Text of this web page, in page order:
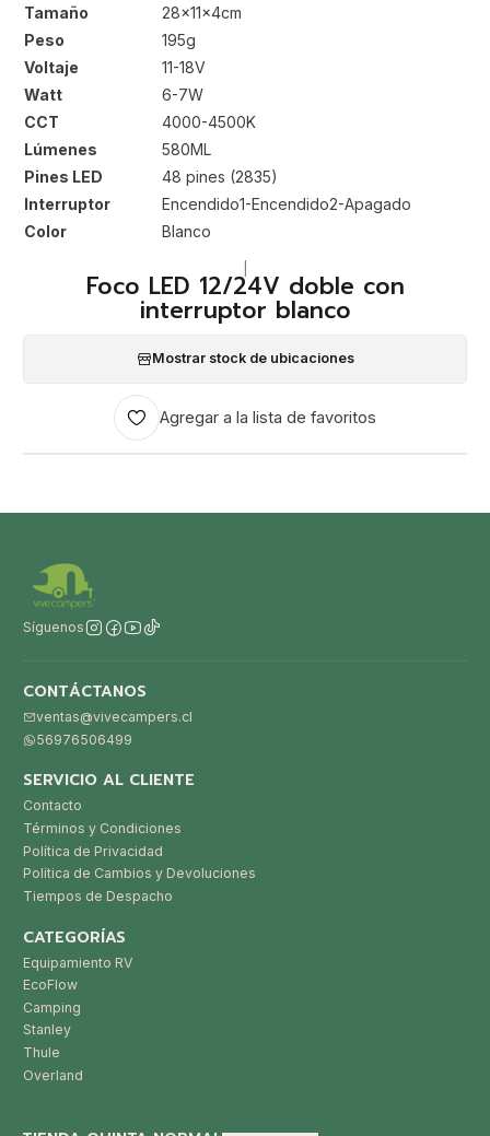
Tamaño
28x11x4cm
Peso
195g
Voltaje
11-18V
Watt
6-7W
CCT
4000-4500K
Lúmenes
580ML
Pines LED
48 pines (2835)
Interruptor
Encendido1-Encendido2-Apagado
Color
Blanco
Foco LED 12/24V doble con
interruptor blanco
Mostrar stock de ubicaciones
Agregar a la lista de favoritos
Síguenos
CONTÁCTANOS
ventas@vivecampers.cl
56976506499
SERVICIO AL CLIENTE
Contacto
Términos y Condiciones
Política de Privacidad
Política de Cambios y Devoluciones
Tiempos de Despacho
CATEGORÍAS
Equipamiento RV
EcoFlow
Camping
Stanley
Thule
Overland